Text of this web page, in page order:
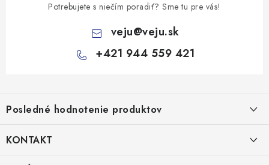
Potrebujete s niečím poradiť? Sme tu pre vás!
veju@veju.sk
+421 944 559 421
p
ä
Posledné hodnotenie produktov
KONTAKT
VEJU s.r.o.